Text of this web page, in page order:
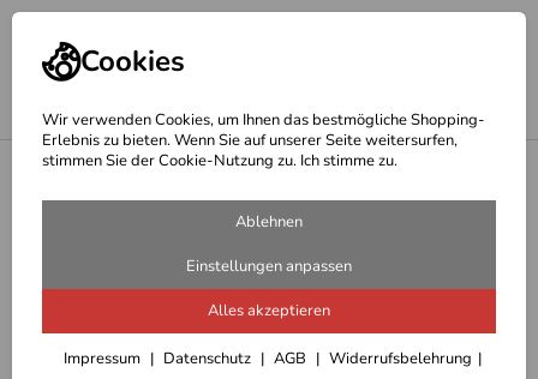
Cookies
Wir verwenden Cookies, um Ihnen das bestmögliche Shopping-
Erlebnis zu bieten. Wenn Sie auf unserer Seite weitersurfen,
stimmen Sie der Cookie-Nutzung zu. Ich stimme zu.
Ablehnen
Einstellungen anpassen
Alles akzeptieren
Impressum Datenschutz AGB
Widerrufsbelehrung
Hepco Becker Träger